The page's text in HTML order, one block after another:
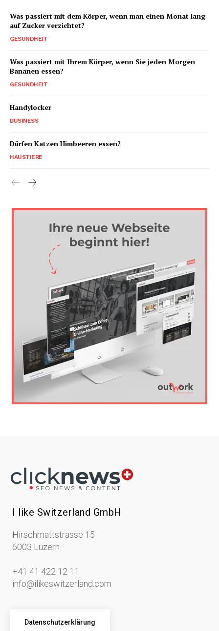
Was passiert mit dem Körper, wenn man einen Monat lang
auf Zucker verzichtet?
GESUNDHEIT
Was passiert mit Ihrem Körper, wenn Sie jeden Morgen
Bananen essen?
GESUNDHEIT
Handylocker
BUSINESS
Dürfen Katzen Himbeeren essen?
HAUSTIERE
I like Switzerland GmbH
Hirschmattstrasse 15
6003 Luzern
+41 41 422 12 11
info@ilikeswitzerland.com
Datenschutzerklärung